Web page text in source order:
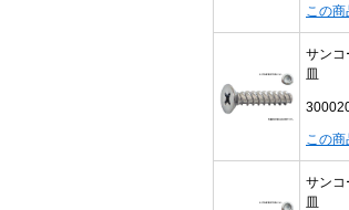
この商
サン
皿
この商
サン
皿